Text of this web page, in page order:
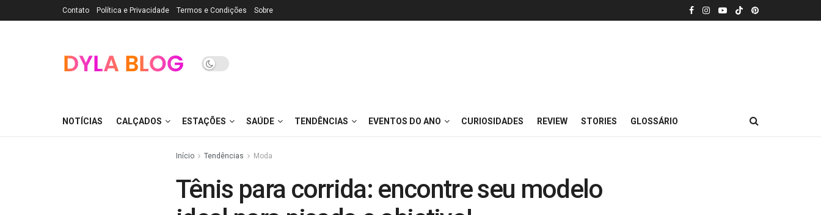
Contato Política e Privacidade Termos e Condições Sobre
NOTÍCIAS CALÇADOS ESTAÇÕES SAÚDE TENDÊNCIAS EVENTOS DO ANO CURIOSIDADES REVIEW STORIES GLOSSÁRIO
Início Tendências Moda
Tênis para corrida: encontre seu modelo